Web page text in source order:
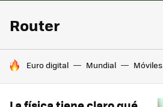
Router
HOY SE HABLA DE
Euro digital Mundial Móviles